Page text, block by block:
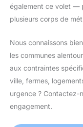
également ce volet —
plusieurs corps de
Nous connaissons
les communes
aux contraintes
ville, fermes,
urgence ? Contactez-
engagement.